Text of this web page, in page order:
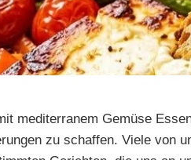
mediterranem Gemüse
zu schaffen. Viele von